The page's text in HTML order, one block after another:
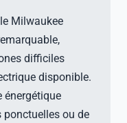
Milwaukee
difficiles
disponible.
énergétique
ponctuelles ou de